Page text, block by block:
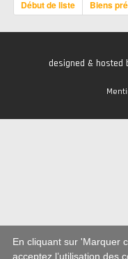
Début de liste Biens
designed & hosted
En cliquant sur 'Marquer
acceptez l’utilisation des